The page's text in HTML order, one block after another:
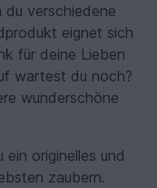
du verschiedene
eignet sich
für deine Lieben
wartest du noch?
wunderschöne
originelles und
zaubern.